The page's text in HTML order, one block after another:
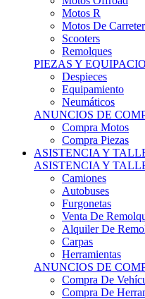
Motos R
Motos De
Scooters
Remolques
PIEZAS Y
Despieces
Equipamiento
Neumáticos
ANUNCIOS DE
Compra Motos
Compra Piezas
ASISTENCIA Y
ASISTENCIA Y
Camiones
Autobuses
Furgonetas
Venta De
Alquiler De
Carpas
Herramientas
ANUNCIOS DE
Compra De
Compra De